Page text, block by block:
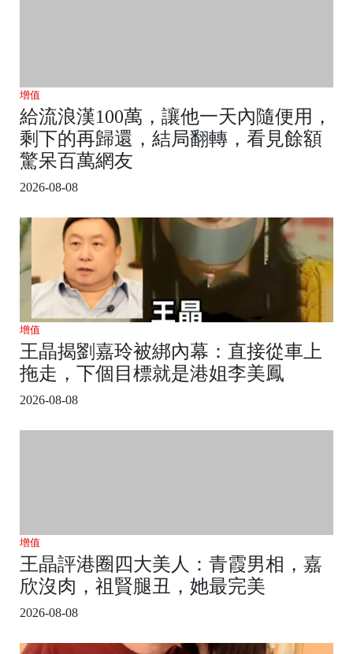
增值
給流浪漢100萬，讓他一天內隨便用，
剩下的再歸還，結局翻轉，看見餘額
驚呆百萬網友
2026-08-08
增值
王晶揭劉嘉玲被綁內幕：直接從車上
拖走，下個目標就是港姐李美鳳
2026-08-08
增值
王晶評港圈四大美人：青霞男相，嘉
欣沒肉，祖賢腿丑，她最完美
2026-08-08